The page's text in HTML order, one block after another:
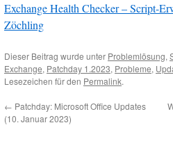
Exchange Health Checker – Script-
Zöchling
Dieser Beitrag wurde unter Problemlösung,
Exchange, Patchday 1.2023, Probleme,
Lesezeichen für den Permalink.
← Patchday: Microsoft Office Updates
(10. Januar 2023)